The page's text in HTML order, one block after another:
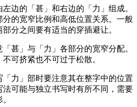
左边的「甚」和右边的「力」组成。
的宽窄比例和高低位置关系。一般
分之间要有适当的穿插避让。
甚」与「力」各部分的宽窄分配。
可挤紧也不可过于松散。
力」部时要注意其在整字中的位置
可能与独立书写时有所不同，需要